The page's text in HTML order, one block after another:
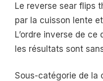
Le reverse sear flips
par la cuisson lente
L’ordre inverse de ce
les résultats sont
Sous-catégorie de la